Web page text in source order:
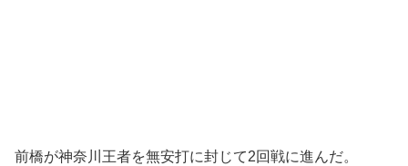
前橋が神奈川王者を無安打に封じて2回戦に進んだ。